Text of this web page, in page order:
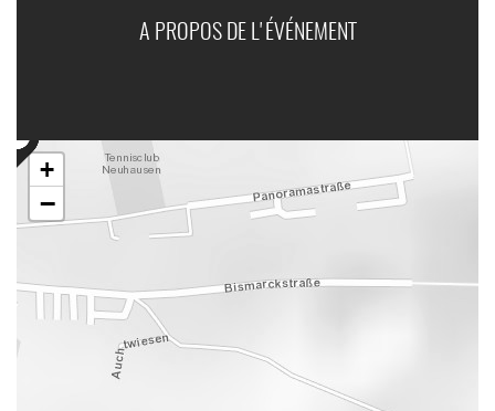
A PROPOS DE L'ÉVÉNEMENT
+
−